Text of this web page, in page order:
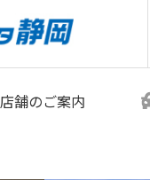
店舗のご案内